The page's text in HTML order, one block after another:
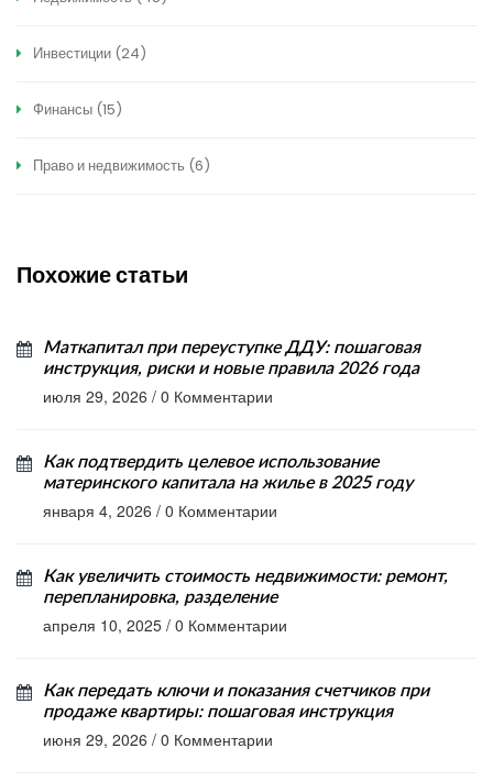
Инвестиции (24)
Финансы (15)
Право и недвижимость (6)
Похожие статьи
Маткапитал при переуступке ДДУ: пошаговая
инструкция, риски и новые правила 2026 года
июля 29, 2026 / 0 Комментарии
Как подтвердить целевое использование
материнского капитала на жилье в 2025 году
января 4, 2026 / 0 Комментарии
Как увеличить стоимость недвижимости: ремонт,
перепланировка, разделение
апреля 10, 2025 / 0 Комментарии
Как передать ключи и показания счетчиков при
продаже квартиры: пошаговая инструкция
июня 29, 2026 / 0 Комментарии